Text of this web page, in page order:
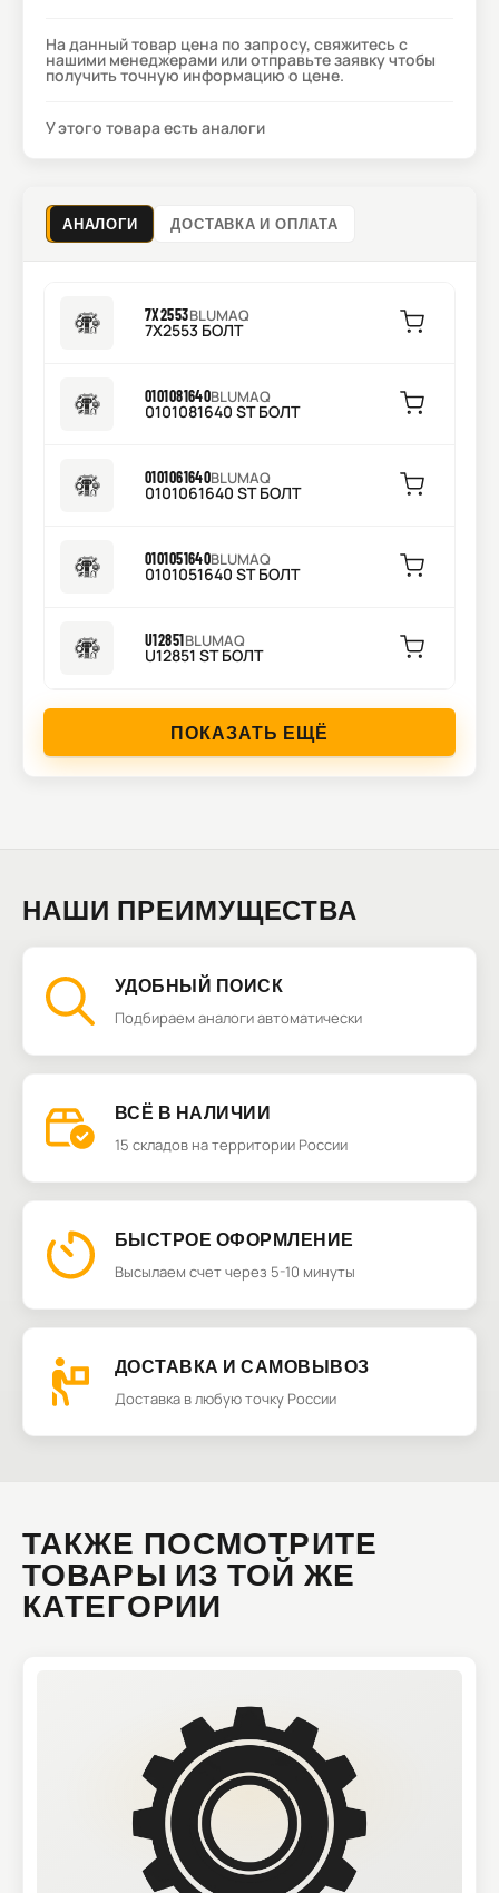
На данный товар цена по запросу, свяжитесь с
нашими менеджерами или отправьте заявку чтобы
получить точную информацию о цене.
У этого товара есть аналоги
АНАЛОГИ ДОСТАВКА И ОПЛАТА
7X2553BLUMAQ
7X2553 БОЛТ
0101081640BLUMAQ
0101081640 ST БОЛТ
0101061640BLUMAQ
0101061640 ST БОЛТ
0101051640BLUMAQ
0101051640 ST БОЛТ
U12851BLUMAQ
U12851 ST БОЛТ
ПОКАЗАТЬ ЕЩЁ
НАШИ ПРЕИМУЩЕСТВА
УДОБНЫЙ ПОИСК
Подбираем аналоги автоматически
ВСЁ В НАЛИЧИИ
15 складов на территории России
БЫСТРОЕ ОФОРМЛЕНИЕ
Высылаем счет через 5-10 минуты
ДОСТАВКА И САМОВЫВОЗ
Доставка в любую точку России
ТАКЖЕ ПОСМОТРИТЕ
ТОВАРЫ ИЗ ТОЙ ЖЕ
КАТЕГОРИИ